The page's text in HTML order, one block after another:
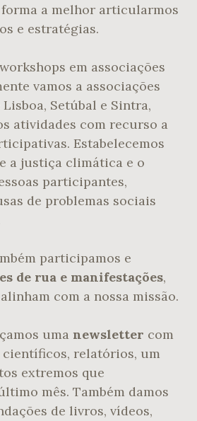
a melhor articularmos
e estratégias.
em associações
vamos a associações
Setúbal e Sintra,
atividades com recurso a
Estabelecemos
a justiça climática e o
participantes,
de problemas sociais
participamos e
de rua e manifestações,
com a nossa missão.
uma newsletter com
relatórios, um
extremos que
mês. Também damos
de livros, vídeos,